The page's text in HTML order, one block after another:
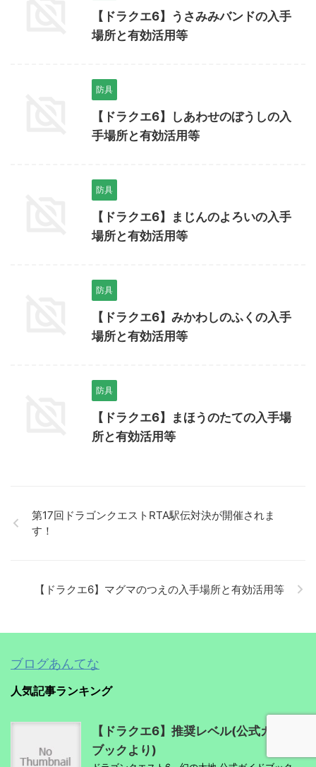
【ドラクエ6】うさみみバンドの入手
場所と有効活用等
防具
【ドラクエ6】しあわせのぼうしの入
手場所と有効活用等
防具
【ドラクエ6】まじんのよろいの入手
場所と有効活用等
防具
【ドラクエ6】みかわしのふくの入手
場所と有効活用等
防具
【ドラクエ6】まほうのたての入手場
所と有効活用等
第17回ドラゴンクエストRTA駅伝対決が開催されま
す！
【ドラクエ6】マグマのつえの入手場所と有効活用等
ブログあんてな
人気記事ランキング
【ドラクエ6】推奨レベル(公式ガイド
ブックより)